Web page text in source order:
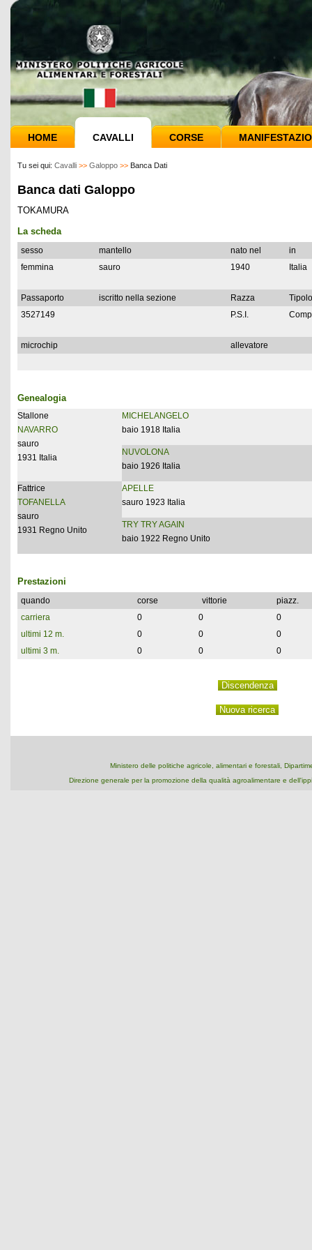
HOME CAVALLI CORSE
Tu sei qui: Cavalli >> Galoppo >> Banca Dati
Banca dati Galoppo
TOKAMURA
La scheda
sesso mantello nato nel
in
femmina
sauro 1940 Italia
Passaporto iscritto nella sezione Razza
3527149
P.S.I.
microchip allevatore
Genealogia
Stallone
NAVARRO
sauro
1931 Italia
MICHELANGELO
baio 1918 Italia
NUVOLONA
baio 1926 Italia
Fattrice
TOFANELLA
sauro
1931 Regno Unito
APELLE
sauro 1923 Italia
TRY TRY AGAIN
baio 1922 Regno Unito
Prestazioni
quando corse vittorie
piazz.
carriera
0 0
0
ultimi 12 m.
0 0
0
ultimi 3 m.
0 0 0
Ministero delle politiche agricole, alimentari e forestali,
Direzione generale per la promozione della qualità agroalimentare e